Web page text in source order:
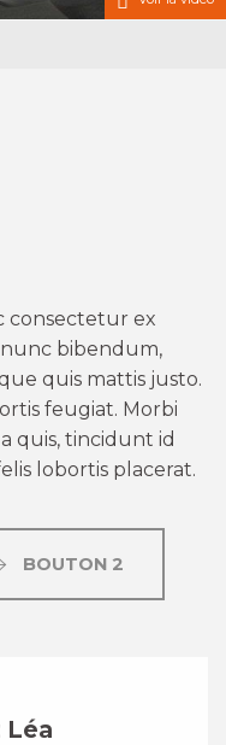
favoris
consectetur ex
bibendum,
quis mattis justo.
feugiat. Morbi
quis, tincidunt id
lobortis placerat.
BOUTON 2
Léa